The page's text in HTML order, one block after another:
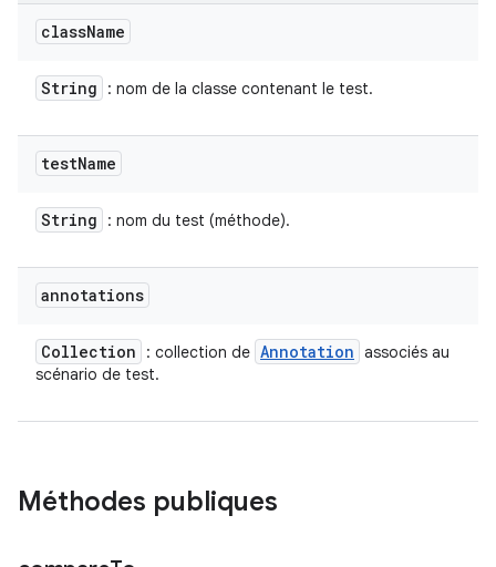
className
String : nom de la classe contenant le test.
testName
String : nom du test (méthode).
annotations
Collection : collection de Annotation associés au
scénario de test.
Méthodes publiques